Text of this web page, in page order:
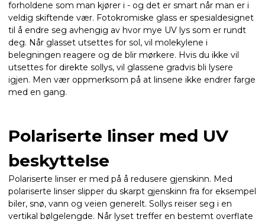
forholdene som man kjører i - og det er smart når man er i
veldig skiftende vær. Fotokromiske glass er spesialdesignet
til å endre seg avhengig av hvor mye UV lys som er rundt
deg. Når glasset utsettes for sol, vil molekylene i
belegningen reagere og de blir mørkere. Hvis du ikke vil
utsettes for direkte sollys, vil glassene gradvis bli lysere
igjen. Men vær oppmerksom på at linsene ikke endrer farge
med en gang.
Polariserte linser med UV
beskyttelse
Polariserte linser er med på å redusere gjenskinn. Med
polariserte linser slipper du skarpt gjenskinn fra for eksempel
biler, snø, vann og veien generelt. Sollys reiser seg i en
vertikal bølgelengde. Når lyset treffer en bestemt overflate